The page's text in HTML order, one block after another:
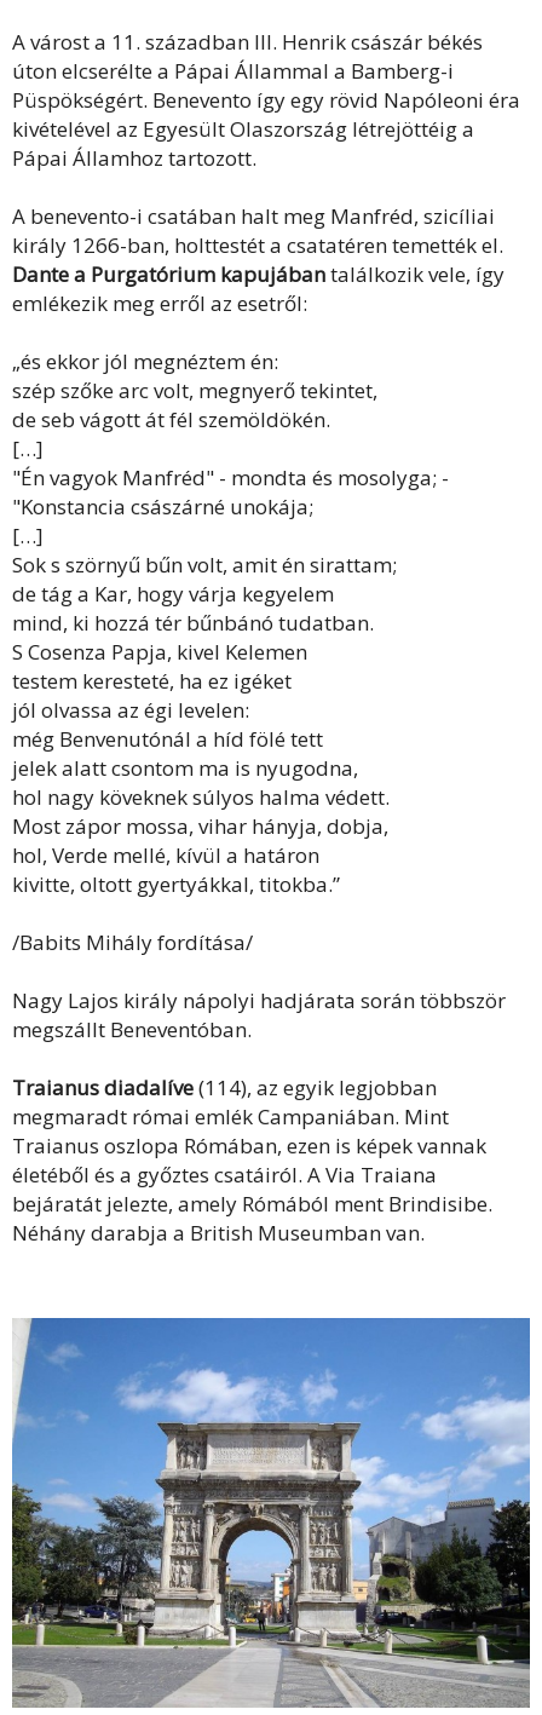
A várost a 11. században III. Henrik császár békés
úton elcserélte a Pápai Állammal a Bamberg-i
Püspökségért. Benevento így egy rövid Napóleoni éra
kivételével az Egyesült Olaszország létrejöttéig a
Pápai Államhoz tartozott.
A benevento-i csatában halt meg Manfréd, szicíliai
király 1266-ban, holttestét a csatatéren temették el.
Dante a Purgatórium kapujábantalálkozik vele, így
emlékezik meg erről az esetről:
„és ekkor jól megnéztem én:
szép szőke arc volt, megnyerő tekintet,
de seb vágott át fél szemöldökén.
[…]
"Én vagyok Manfréd" - mondta és mosolyga; -
"Konstancia császárné unokája;
[…]
Sok s szörnyű bűn volt, amit én sirattam;
de tág a Kar, hogy várja kegyelem
mind, ki hozzá tér bűnbánó tudatban.
S Cosenza Papja, kivel Kelemen
testem keresteté, ha ez igéket
jól olvassa az égi levelen:
még Benvenutónál a híd fölé tett
jelek alatt csontom ma is nyugodna,
hol nagy köveknek súlyos halma védett.
Most zápor mossa, vihar hányja, dobja,
hol, Verde mellé, kívül a határon
kivitte, oltott gyertyákkal, titokba.”
/Babits Mihály fordítása/
Nagy Lajos király nápolyi hadjárata során többször
megszállt Beneventóban.
Traianus diadalíve(114), az egyik legjobban
megmaradt római emlék Campaniában. Mint
Traianus oszlopa Rómában, ezen is képek vannak
életéből és a győztes csatáiról. A Via Traiana
bejáratát jelezte, amely Rómából ment Brindisibe.
Néhány darabja a British Museumban van.